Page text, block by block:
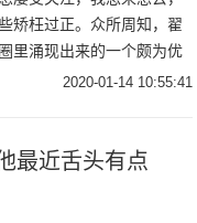
矫枉过正。众所周知，翟
里涌现出来的一个颇为优
少年往事》、《皇家刺
2020-01-14 10:55:41
最近舌头有点